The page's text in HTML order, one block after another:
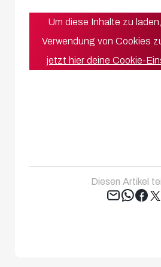
Um diese Inhalte zu
Verwendung von Cookies
jetzt hier deine Cookie-
Diesen Artikel